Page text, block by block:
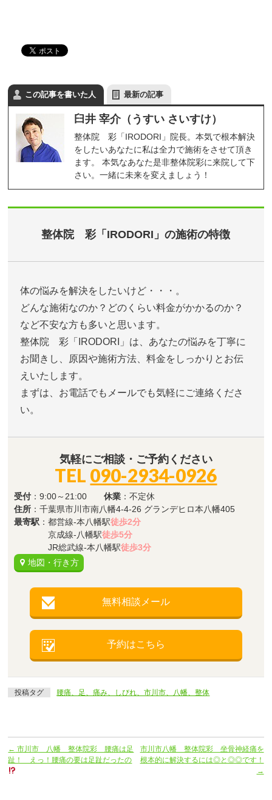
この記事を書いた人 最新の記事
臼井 宰介（うすい さいすけ）
整体院 彩「IRODORI」院長。本気で根本解決
をしたいあなたに私は全力で施術をさせて頂き
ます。 本気なあなた是非整体院彩に来院して下
さい。一緒に未来を変えましょう！
整体院 彩「IRODORI」の施術の特徴
体の悩みを解決をしたいけど・・・。
どんな施術なのか？どのくらい料金がかかるのか？
など不安な方も多いと思います。
整体院 彩「IRODORI」は、あなたの悩みを丁寧に
お聞きし、原因や施術方法、料金をしっかりとお伝
えいたします。
まずは、お電話でもメールでも気軽にご連絡くださ
い。
気軽にご相談・ご予約ください
TEL 090-2934-0926
受付 ：9:00～21:00休業 ：不定休
住所 ：千葉県市川市南八幡4-4-26 グランデヒロ本八幡405
最寄駅 ：都営線-本八幡駅徒歩2分
京成線-八幡駅徒歩5分
JR総武線-本八幡駅徒歩3分
地図・行き方
無料相談メール
予約はこちら
投稿タグ 腰痛、足、痛み、しびれ、市川市、八幡、整体
← 市川市 八幡 整体院彩 腰痛は足
趾！ えっ！腰痛の要は足趾だったの
市川市八幡 整体院彩 坐骨神経痛を
根本的に解決するには◎と◎◎です！
→